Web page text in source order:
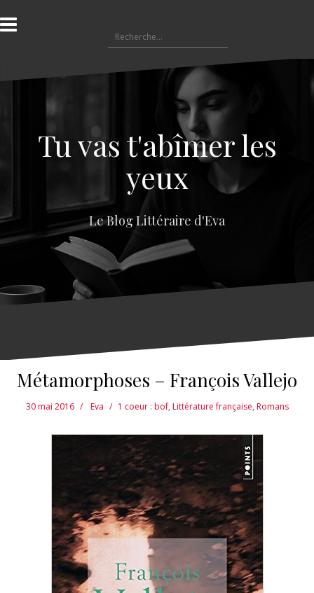
l
a
e
e
Tu vas t'abîmer les
yeux
Le Blog Littéraire d'Eva
Métamorphoses – François Vallejo
30 mai 2016 Eva 1 coeur : bof,Littérature française,Romans